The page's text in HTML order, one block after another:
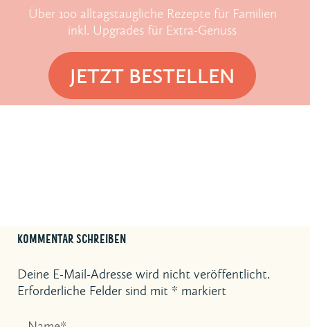
Über 100 alltagstaugliche Rezepte für Familien
inkl. Upgrades für Extra-Genuss
JETZT BESTELLEN
KOMMENTAR SCHREIBEN
Deine E-Mail-Adresse wird nicht veröffentlicht.
Erforderliche Felder sind mit * markiert